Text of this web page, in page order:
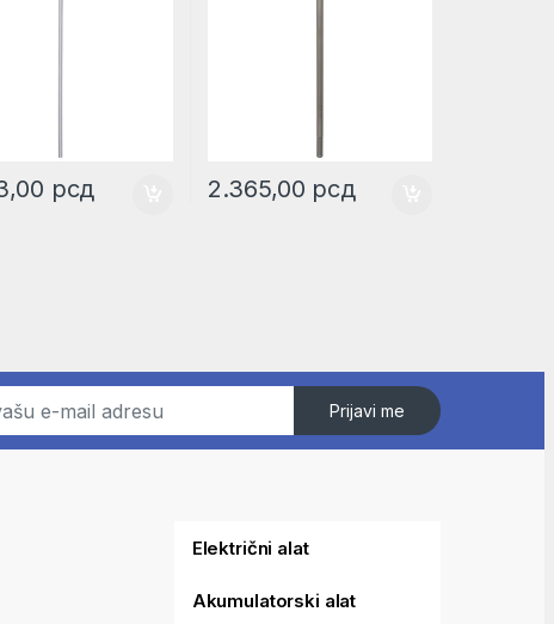
рсд 2.365,00 рсд
Prijavi me
Električni alat
Akumulatorski alat